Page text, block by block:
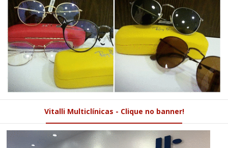
Vitalli Multiclínicas - Clique no banner!